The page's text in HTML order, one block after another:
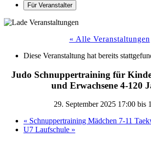
Für Veranstalter
« Alle Veranstaltungen
Diese Veranstaltung hat bereits
Judo Schnuppertraining für
und Erwachsene 4-120
29. September 2025 17:00bis
« Schnuppertraining Mädchen 7-11
U7 Laufschule »